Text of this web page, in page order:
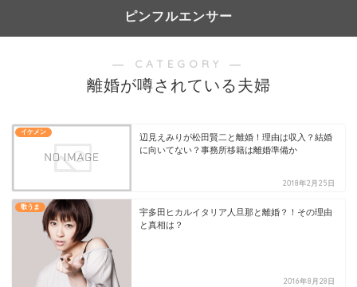
ピンフルエンサー
― CATEGORY ―
離婚が噂されている夫婦
イケメン
辺見えみりが松田賢二と離婚！理由は収入？結婚
に向いてない？事務所移籍は離婚準備か
2018年2月25日
歌うま
宇多田ヒカルイタリア人旦那と離婚？！その理由
と真相は？
2016年8月28日